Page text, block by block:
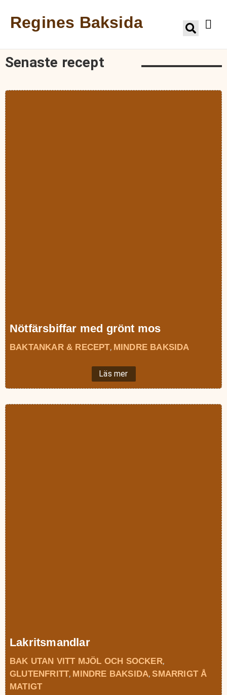
Regines Baksida
Senaste recept
Nötfärsbiffar med grönt mos
BAKTANKAR & RECEPT, MINDRE BAKSIDA
Läs mer
Lakritsmandlar
BAK UTAN VITT MJÖL OCH SOCKER,
GLUTENFRITT, MINDRE BAKSIDA,SMARRIGT Å
MATIGT